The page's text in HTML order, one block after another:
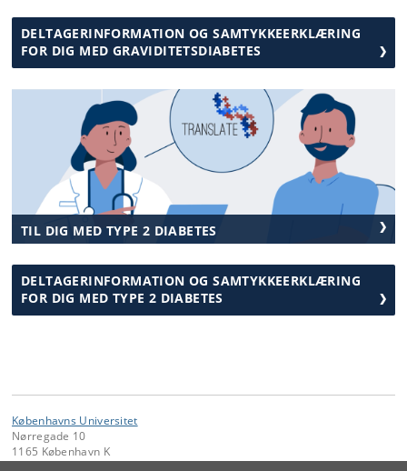
DELTAGERINFORMATION OG SAMTYKKEERKLÆRING
FOR DIG MED GRAVIDITETSDIABETES
TIL DIG MED TYPE 2 DIABETES
DELTAGERINFORMATION OG SAMTYKKEERKLÆRING
FOR DIG MED TYPE 2 DIABETES
Københavns Universitet
Nørregade 10
1165 København K